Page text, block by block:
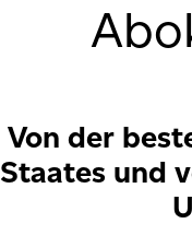
Von der
Staates und